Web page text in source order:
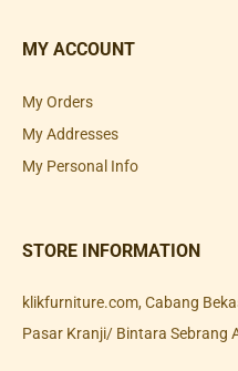
MY ACCOUNT
My Orders
My Addresses
My Personal Info
STORE INFORMATION
klikfurniture.com, Cabang
Pasar Kranji/ Bintara Sebrang